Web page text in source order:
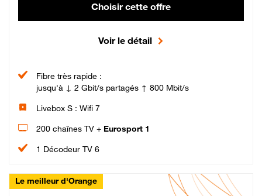
Choisir cette offre
Voir le détail
Fibre très rapide :
jusqu'à ↓ 2 Gbit/s partagés ↑ 800 Mbit/s
Livebox S : Wifi 7
200 chaînes TV + Eurosport 1
1 Décodeur TV 6
Le meilleur d'Orange